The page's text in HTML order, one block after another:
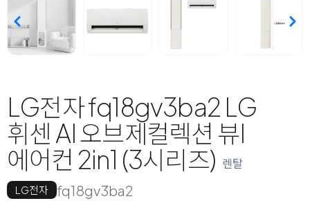
LG전자 fq18gv3ba2 LG
휘센 AI 오브제컬렉션 뷰I
에어컨 2in1 (3시리즈) 렌탈
LG전자 fq18gv3ba2